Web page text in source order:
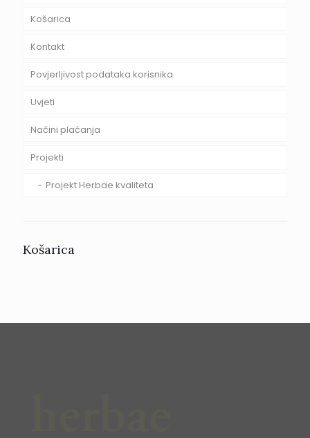
Košarica
Kontakt
Povjerljivost podataka korisnika
Uvjeti
Načini plaćanja
Projekti
Projekt Herbae kvaliteta
Košarica